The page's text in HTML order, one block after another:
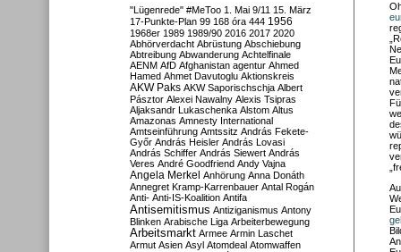
"Lügenrede" #MeToo 1. Mai 9/11 15. März
17-Punkte-Plan 99 168 óra 444 1956
1968er 1989 1989/90 2016 2017 2020
Abhörverdacht Abrüstung Abschiebung
Abtreibung Abwanderung Achtelfinale
AENM AfD Afghanistan agentur Ahmed
Hamed Ahmet Davutoglu Aktionskreis
AKW Paks AKW Saporischschja Albert
Pásztor Alexei Nawalny Alexis Tsipras
Aljaksandr Lukaschenka Alstom Altus
Amazonas Amnesty International
Amtseinführung Amtssitz András Fekete-
Győr András Heisler András Lovasi
András Schiffer András Siewert András
Veres André Goodfriend Andy Vajna
Angela Merkel Anhörung Anna Donáth
Annegret Kramp-Karrenbauer Antal Rogán
Anti- Anti-IS-Koalition Antifa
Antisemitismus Antiziganismus Antony
Blinken Arabische Liga Arbeiterbewegung
Arbeitsmarkt Armee Armin Laschet
Armut Asien Asyl Atomdeal Atomwaffen